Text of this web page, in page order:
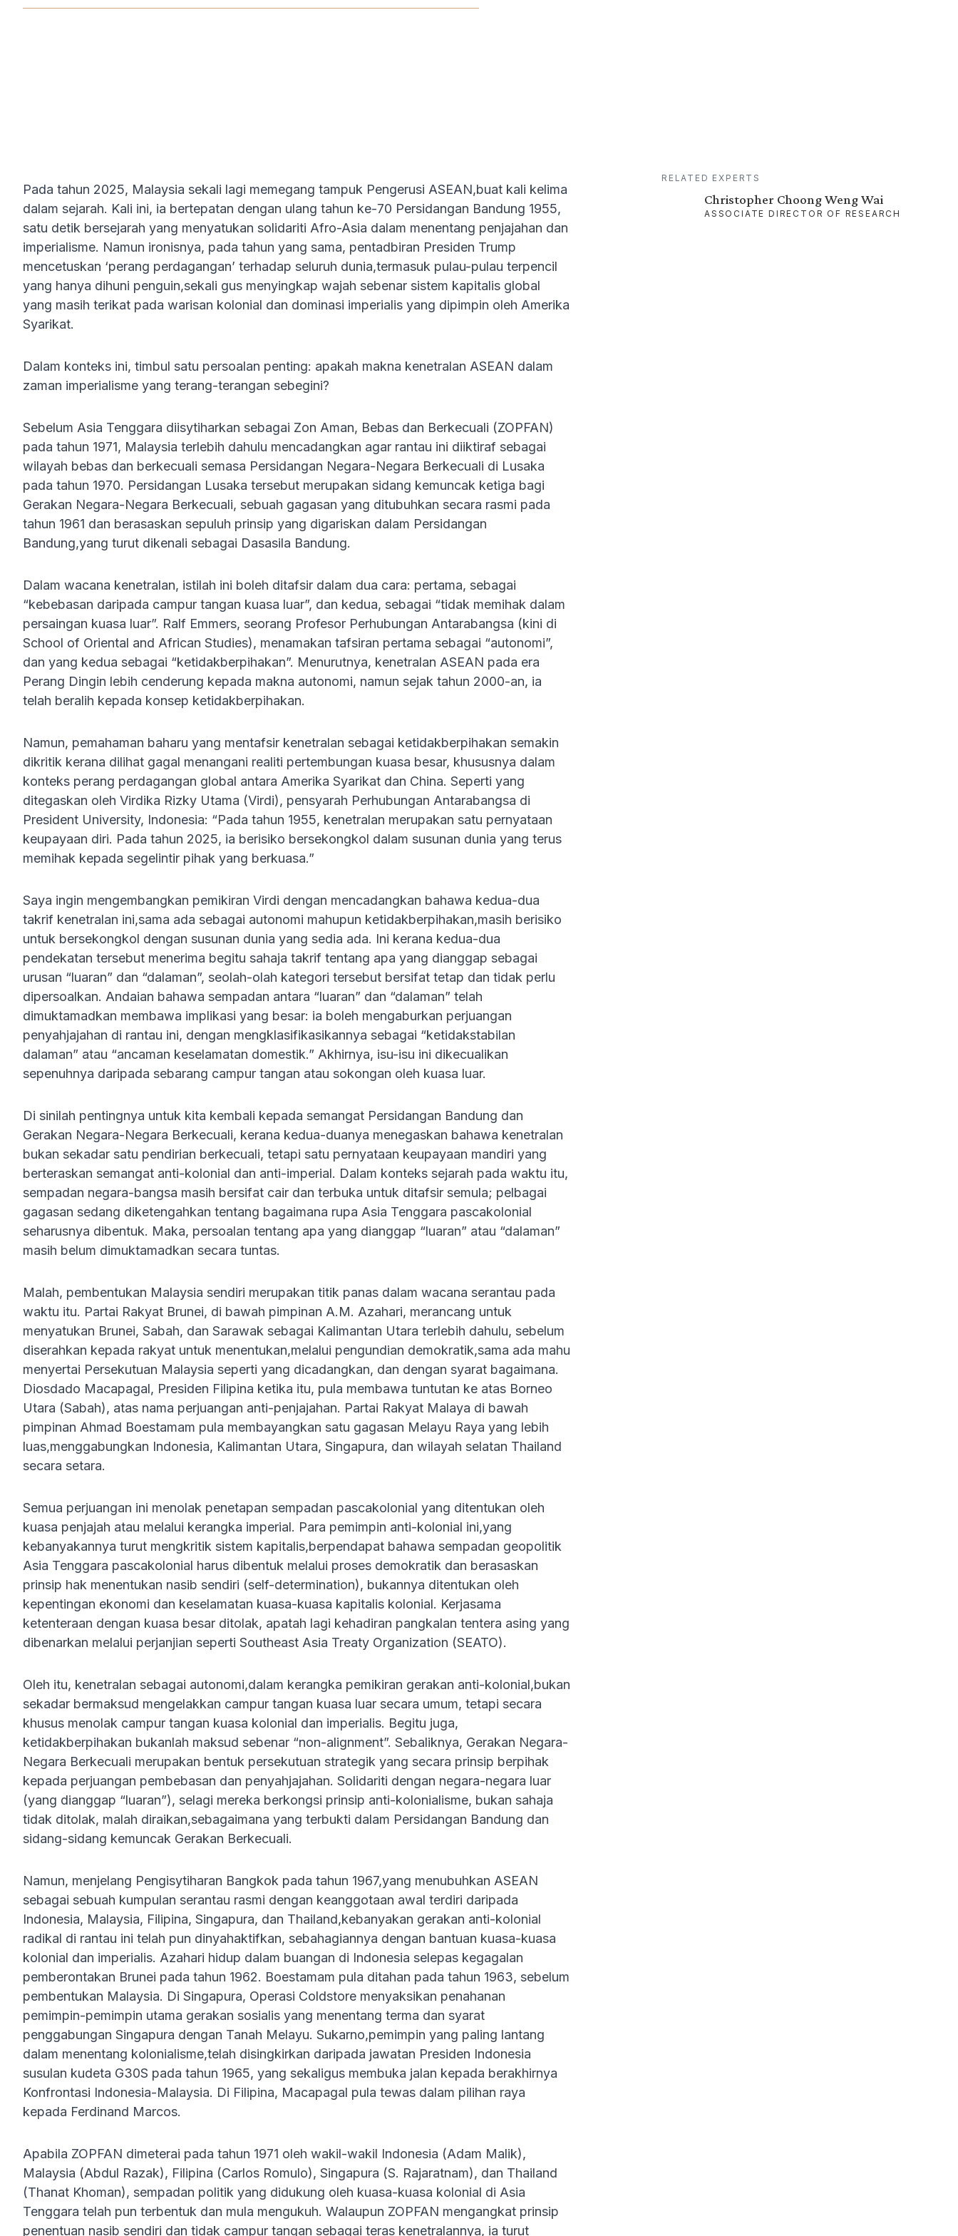
Pada tahun 2025, Malaysia sekali lagi memegang tampuk Pengerusi ASEAN,buat kali kelima
dalam sejarah. Kali ini, ia bertepatan dengan ulang tahun ke-70 Persidangan Bandung 1955,
satu detik bersejarah yang menyatukan solidariti Afro-Asia dalam menentang penjajahan dan
imperialisme. Namun ironisnya, pada tahun yang sama, pentadbiran Presiden Trump
mencetuskan ‘perang perdagangan’ terhadap seluruh dunia,termasuk pulau-pulau terpencil
yang hanya dihuni penguin,sekali gus menyingkap wajah sebenar sistem kapitalis global
yang masih terikat pada warisan kolonial dan dominasi imperialis yang dipimpin oleh Amerika
Syarikat.
Dalam konteks ini, timbul satu persoalan penting: apakah makna kenetralan ASEAN dalam
zaman imperialisme yang terang-terangan sebegini?
Sebelum Asia Tenggara diisytiharkan sebagai Zon Aman, Bebas dan Berkecuali (ZOPFAN)
pada tahun 1971, Malaysia terlebih dahulu mencadangkan agar rantau ini diiktiraf sebagai
wilayah bebas dan berkecuali semasa Persidangan Negara-Negara Berkecuali di Lusaka
pada tahun 1970. Persidangan Lusaka tersebut merupakan sidang kemuncak ketiga bagi
Gerakan Negara-Negara Berkecuali, sebuah gagasan yang ditubuhkan secara rasmi pada
tahun 1961 dan berasaskan sepuluh prinsip yang digariskan dalam Persidangan
Bandung,yang turut dikenali sebagai Dasasila Bandung.
Dalam wacana kenetralan, istilah ini boleh ditafsir dalam dua cara: pertama, sebagai
“kebebasan daripada campur tangan kuasa luar”, dan kedua, sebagai “tidak memihak dalam
persaingan kuasa luar”. Ralf Emmers, seorang Profesor Perhubungan Antarabangsa (kini di
School of Oriental and African Studies), menamakan tafsiran pertama sebagai “autonomi”,
dan yang kedua sebagai “ketidakberpihakan”. Menurutnya, kenetralan ASEAN pada era
Perang Dingin lebih cenderung kepada makna autonomi, namun sejak tahun 2000-an, ia
telah beralih kepada konsep ketidakberpihakan.
Namun, pemahaman baharu yang mentafsir kenetralan sebagai ketidakberpihakan semakin
dikritik kerana dilihat gagal menangani realiti pertembungan kuasa besar, khususnya dalam
konteks perang perdagangan global antara Amerika Syarikat dan China. Seperti yang
ditegaskan oleh Virdika Rizky Utama (Virdi), pensyarah Perhubungan Antarabangsa di
President University, Indonesia: “Pada tahun 1955, kenetralan merupakan satu pernyataan
keupayaan diri. Pada tahun 2025, ia berisiko bersekongkol dalam susunan dunia yang terus
memihak kepada segelintir pihak yang berkuasa.”
Saya ingin mengembangkan pemikiran Virdi dengan mencadangkan bahawa kedua-dua
takrif kenetralan ini,sama ada sebagai autonomi mahupun ketidakberpihakan,masih berisiko
untuk bersekongkol dengan susunan dunia yang sedia ada. Ini kerana kedua-dua
pendekatan tersebut menerima begitu sahaja takrif tentang apa yang dianggap sebagai
urusan “luaran” dan “dalaman”, seolah-olah kategori tersebut bersifat tetap dan tidak perlu
dipersoalkan. Andaian bahawa sempadan antara “luaran” dan “dalaman” telah
dimuktamadkan membawa implikasi yang besar: ia boleh mengaburkan perjuangan
penyahjajahan di rantau ini, dengan mengklasifikasikannya sebagai “ketidakstabilan
dalaman” atau “ancaman keselamatan domestik.” Akhirnya, isu-isu ini dikecualikan
sepenuhnya daripada sebarang campur tangan atau sokongan oleh kuasa luar.
Di sinilah pentingnya untuk kita kembali kepada semangat Persidangan Bandung dan
Gerakan Negara-Negara Berkecuali, kerana kedua-duanya menegaskan bahawa kenetralan
bukan sekadar satu pendirian berkecuali, tetapi satu pernyataan keupayaan mandiri yang
berteraskan semangat anti-kolonial dan anti-imperial. Dalam konteks sejarah pada waktu itu,
sempadan negara-bangsa masih bersifat cair dan terbuka untuk ditafsir semula; pelbagai
gagasan sedang diketengahkan tentang bagaimana rupa Asia Tenggara pascakolonial
seharusnya dibentuk. Maka, persoalan tentang apa yang dianggap “luaran” atau “dalaman”
masih belum dimuktamadkan secara tuntas.
Malah, pembentukan Malaysia sendiri merupakan titik panas dalam wacana serantau pada
waktu itu. Partai Rakyat Brunei, di bawah pimpinan A.M. Azahari, merancang untuk
menyatukan Brunei, Sabah, dan Sarawak sebagai Kalimantan Utara terlebih dahulu, sebelum
diserahkan kepada rakyat untuk menentukan,melalui pengundian demokratik,sama ada mahu
menyertai Persekutuan Malaysia seperti yang dicadangkan, dan dengan syarat bagaimana.
Diosdado Macapagal, Presiden Filipina ketika itu, pula membawa tuntutan ke atas Borneo
Utara (Sabah), atas nama perjuangan anti-penjajahan. Partai Rakyat Malaya di bawah
pimpinan Ahmad Boestamam pula membayangkan satu gagasan Melayu Raya yang lebih
luas,menggabungkan Indonesia, Kalimantan Utara, Singapura, dan wilayah selatan Thailand
secara setara.
Semua perjuangan ini menolak penetapan sempadan pascakolonial yang ditentukan oleh
kuasa penjajah atau melalui kerangka imperial. Para pemimpin anti-kolonial ini,yang
kebanyakannya turut mengkritik sistem kapitalis,berpendapat bahawa sempadan geopolitik
Asia Tenggara pascakolonial harus dibentuk melalui proses demokratik dan berasaskan
prinsip hak menentukan nasib sendiri (self-determination), bukannya ditentukan oleh
kepentingan ekonomi dan keselamatan kuasa-kuasa kapitalis kolonial. Kerjasama
ketenteraan dengan kuasa besar ditolak, apatah lagi kehadiran pangkalan tentera asing yang
dibenarkan melalui perjanjian seperti Southeast Asia Treaty Organization (SEATO).
Oleh itu, kenetralan sebagai autonomi,dalam kerangka pemikiran gerakan anti-kolonial,bukan
sekadar bermaksud mengelakkan campur tangan kuasa luar secara umum, tetapi secara
khusus menolak campur tangan kuasa kolonial dan imperialis. Begitu juga,
ketidakberpihakan bukanlah maksud sebenar “non-alignment”. Sebaliknya, Gerakan Negara-
Negara Berkecuali merupakan bentuk persekutuan strategik yang secara prinsip berpihak
kepada perjuangan pembebasan dan penyahjajahan. Solidariti dengan negara-negara luar
(yang dianggap “luaran”), selagi mereka berkongsi prinsip anti-kolonialisme, bukan sahaja
tidak ditolak, malah diraikan,sebagaimana yang terbukti dalam Persidangan Bandung dan
sidang-sidang kemuncak Gerakan Berkecuali.
Namun, menjelang Pengisytiharan Bangkok pada tahun 1967,yang menubuhkan ASEAN
sebagai sebuah kumpulan serantau rasmi dengan keanggotaan awal terdiri daripada
Indonesia, Malaysia, Filipina, Singapura, dan Thailand,kebanyakan gerakan anti-kolonial
radikal di rantau ini telah pun dinyahaktifkan, sebahagiannya dengan bantuan kuasa-kuasa
kolonial dan imperialis. Azahari hidup dalam buangan di Indonesia selepas kegagalan
pemberontakan Brunei pada tahun 1962. Boestamam pula ditahan pada tahun 1963, sebelum
pembentukan Malaysia. Di Singapura, Operasi Coldstore menyaksikan penahanan
pemimpin-pemimpin utama gerakan sosialis yang menentang terma dan syarat
penggabungan Singapura dengan Tanah Melayu. Sukarno,pemimpin yang paling lantang
dalam menentang kolonialisme,telah disingkirkan daripada jawatan Presiden Indonesia
susulan kudeta G30S pada tahun 1965, yang sekaligus membuka jalan kepada berakhirnya
Konfrontasi Indonesia-Malaysia. Di Filipina, Macapagal pula tewas dalam pilihan raya
kepada Ferdinand Marcos.
Apabila ZOPFAN dimeterai pada tahun 1971 oleh wakil-wakil Indonesia (Adam Malik),
Malaysia (Abdul Razak), Filipina (Carlos Romulo), Singapura (S. Rajaratnam), dan Thailand
(Thanat Khoman), sempadan politik yang didukung oleh kuasa-kuasa kolonial di Asia
Tenggara telah pun terbentuk dan mula mengukuh. Walaupun ZOPFAN mengangkat prinsip
penentuan nasib sendiri dan tidak campur tangan sebagai teras kenetralannya, ia turut
RELATED EXPERTS
Christopher Choong Weng Wai
ASSOCIATE DIRECTOR OF RESEARCH